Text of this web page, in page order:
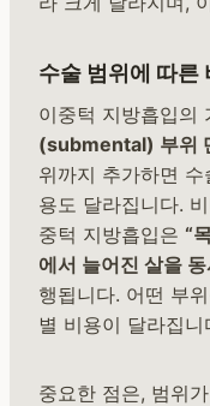
수술 범위에 따른
이중턱 지방흡입의
(submental) 부위
위까지 추가하면
용도 달라집니다.
중턱 지방흡입은 “
에서 늘어진 살을
행됩니다. 어떤 부
별 비용이 달라집니
중요한 점은, 범위